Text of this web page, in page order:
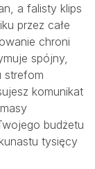
a falisty klips
przez całe
chroni
spójny,
strefom
komunikat
budżetu
tysięcy